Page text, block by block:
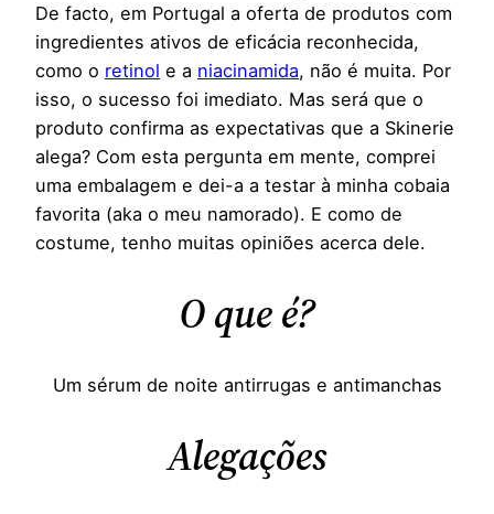
De facto, em Portugal a oferta de produtos com
ingredientes ativos de eficácia reconhecida,
como o retinol e a niacinamida, não é muita. Por
isso, o sucesso foi imediato. Mas será que o
produto confirma as expectativas que a Skinerie
alega? Com esta pergunta em mente, comprei
uma embalagem e dei-a a testar à minha cobaia
favorita (aka o meu namorado). E como de
costume, tenho muitas opiniões acerca dele.
O que é?
Um sérum de noite antirrugas e antimanchas
Alegações